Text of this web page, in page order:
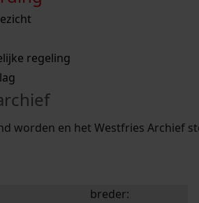
met een aantal zoektips.
met een aantal zoektips.
regeling
worden en het Westfries Archief
zoektips
uw zoekopdracht te
breder: